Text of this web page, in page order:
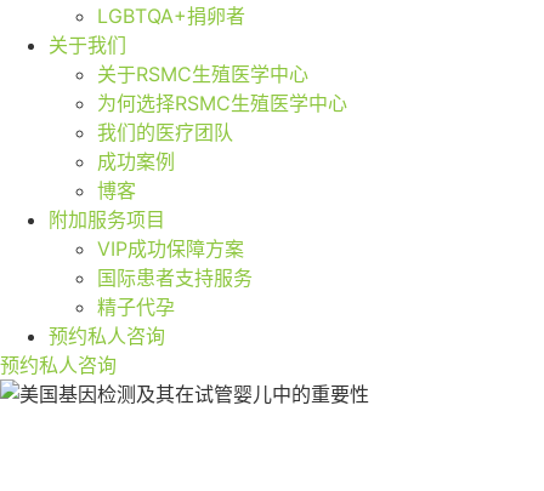
LGBTQA+捐卵者
关于我们
关于RSMC生殖医学中心
为何选择RSMC生殖医学中心
我们的医疗团队
成功案例
博客
附加服务项目
VIP成功保障方案
国际患者支持服务
精子代孕
预约私人咨询
预约私人咨询